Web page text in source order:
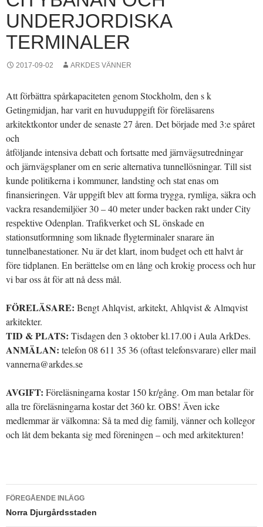
UNDERJORDISKA
TERMINALER
2017-09-02 ARKDES VÄNNER
Att förbättra spårkapaciteten genom Stockholm, den s k
Getingmidjan, har varit en huvuduppgift för föreläsarens
arkitektkontor under de senaste 27 åren. Det började med 3:e spåret
och
åtföljande intensiva debatt och fortsatte med järnvägsutredningar
och järnvägsplaner om en serie alternativa tunnellösningar. Till sist
kunde politikerna i kommuner, landsting och stat enas om
finansieringen. Vår uppgift blev att forma trygga, rymliga, säkra och
vackra resandemiljöer 30 – 40 meter under backen rakt under City
respektive Odenplan. Trafikverket och SL önskade en
stationsutformning som liknade flygterminaler snarare än
tunnelbanestationer. Nu är det klart, inom budget och ett halvt år
före tidplanen. En berättelse om en lång och krokig process och hur
vi bar oss åt för att nå dess mål.
FÖRELÄSARE: Bengt Ahlqvist, arkitekt, Ahlqvist & Almqvist
arkitekter.
TID & PLATS: Tisdagen den 3 oktober kl.17.00 i Aula ArkDes.
ANMÄLAN: telefon 08 611 35 36 (oftast telefonsvarare) eller mail
vannerna@arkdes.se
AVGIFT: Föreläsningarna kostar 150 kr/gång. Om man betalar för
alla tre föreläsningarna kostar det 360 kr. OBS! Även icke
medlemmar är välkomna: Så ta med dig familj, vänner och kollegor
och låt dem bekanta sig med föreningen – och med arkitekturen!
Inläggsnavigering
FÖREGÅENDE INLÄGG
Norra Djurgårdsstaden